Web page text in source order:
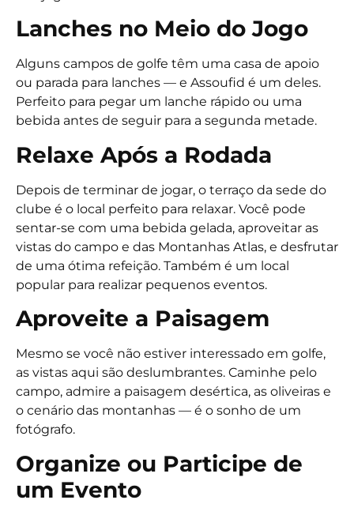
Lanches no Meio do Jogo
Alguns campos de golfe têm uma casa de apoio
ou parada para lanches — e Assoufid é um deles.
Perfeito para pegar um lanche rápido ou uma
bebida antes de seguir para a segunda metade.
Relaxe Após a Rodada
Depois de terminar de jogar, o terraço da sede do
clube é o local perfeito para relaxar. Você pode
sentar-se com uma bebida gelada, aproveitar as
vistas do campo e das Montanhas Atlas, e desfrutar
de uma ótima refeição. Também é um local
popular para realizar pequenos eventos.
Aproveite a Paisagem
Mesmo se você não estiver interessado em golfe,
as vistas aqui são deslumbrantes. Caminhe pelo
campo, admire a paisagem desértica, as oliveiras e
o cenário das montanhas — é o sonho de um
fotógrafo.
Organize ou Participe de
um Evento